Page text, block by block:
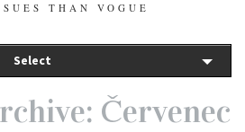
THAN VOGUE
Select
Červenec